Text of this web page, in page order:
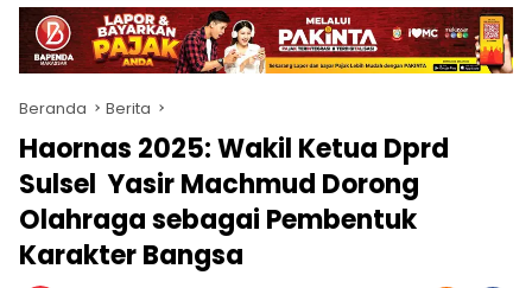
Beranda Berita
Haornas 2025: Wakil Ketua Dprd
Sulsel Yasir Machmud Dorong
Olahraga sebagai Pembentuk
Karakter Bangsa